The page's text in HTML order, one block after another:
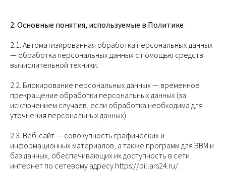
2. Основные понятия, используемые в Политике
2.1. Автоматизированная обработка персональных данных
— обработка персональных данных с помощью средств
вычислительной техники.
2.2. Блокирование персональных данных — временное
прекращение обработки персональных данных (за
исключением случаев, если обработка необходима для
уточнения персональных данных).
2.3. Веб-сайт — совокупность графических и
информационных материалов, а также программ для ЭВМ и
баз данных, обеспечивающих их доступность в сети
интернет по сетевому адресу https://pillars24.ru/.